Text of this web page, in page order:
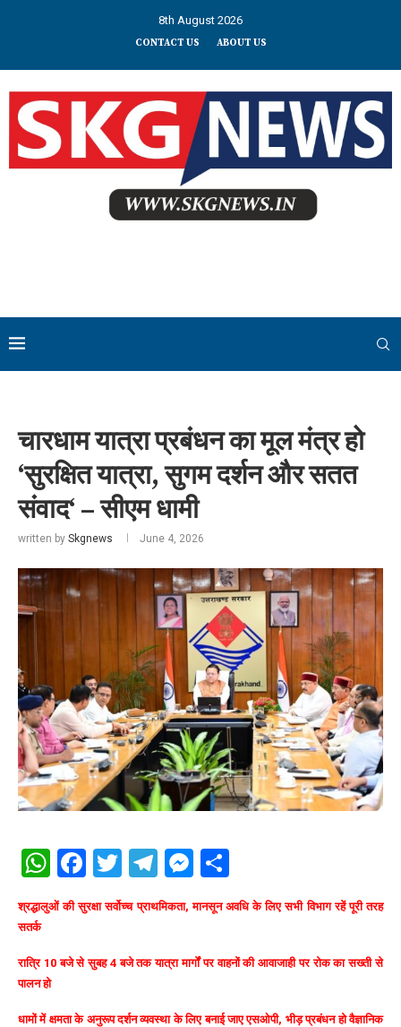
8th August 2026
CONTACT US ABOUT US
चारधाम यात्रा प्रबंधन का मूल मंत्र हो
‘सुरक्षित यात्रा, सुगम दर्शन और सतत
संवाद‘ – सीएम धामी
written by Skgnews June 4, 2026
WhatsApp
Facebook
Twitter
Telegram
Messenger
श्रद्धालुओं की सुरक्षा सर्वोच्च प्राथमिकता, मानसून अवधि के लिए सभी विभाग रहें पूरी तरह
सतर्क
रात्रि 10 बजे से सुबह 4 बजे तक यात्रा मार्गों पर वाहनों की आवाजाही पर रोक का सख्ती से
पालन हो
धामों में क्षमता के अनुरूप दर्शन व्यवस्था के लिए बनाई जाए एसओपी, भीड़ प्रबंधन हो वैज्ञानिक